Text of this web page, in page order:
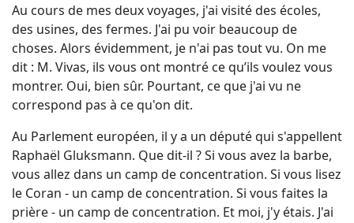
Au cours de mes deux voyages, j'ai visité des écoles,
des usines, des fermes. J'ai pu voir beaucoup de
choses. Alors évidemment, je n'ai pas tout vu. On me
dit : M. Vivas, ils vous ont montré ce qu’ils voulez vous
montrer. Oui, bien sûr. Pourtant, ce que j'ai vu ne
correspond pas à ce qu'on dit.
Au Parlement européen, il y a un député qui s'appellent
Raphaël Gluksmann. Que dit-il ? Si vous avez la barbe,
vous allez dans un camp de concentration. Si vous lisez
le Coran - un camp de concentration. Si vous faites la
prière - un camp de concentration. Et moi, j'y étais. J'ai